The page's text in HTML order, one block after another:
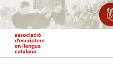
Vés
al
contingut